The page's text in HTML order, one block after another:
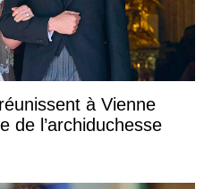
à Vienne
de l’archiduchesse